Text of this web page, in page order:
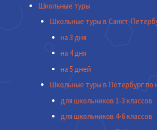
Школьные туры
Школьные туры в Санкт-
на 3 дня
на 4 дня
на 5 дней
Школьные туры в Петербург по
для школьников 1-3 классов
для школьников 4-6 классов